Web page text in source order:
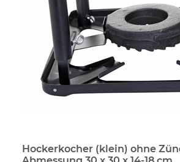
Hockerkocher (klein) ohne